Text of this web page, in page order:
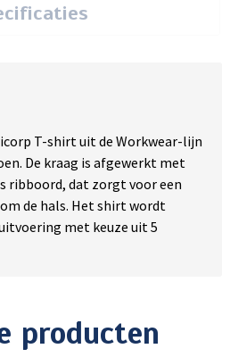
T-shirt uit de Workwear-lijn
De kraag is afgewerkt met
ribboord, dat zorgt voor een
de hals. Het shirt wordt
met keuze uit 5
producten